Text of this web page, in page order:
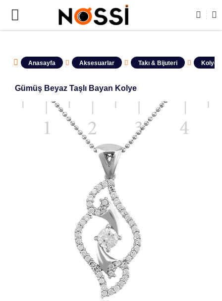
DEMODUR SATIŞA KAPALIDIR !
Anasayfa Aksesuarlar Takı & Bijuteri
Gümüş Beyaz Taşlı Bayan Kolye